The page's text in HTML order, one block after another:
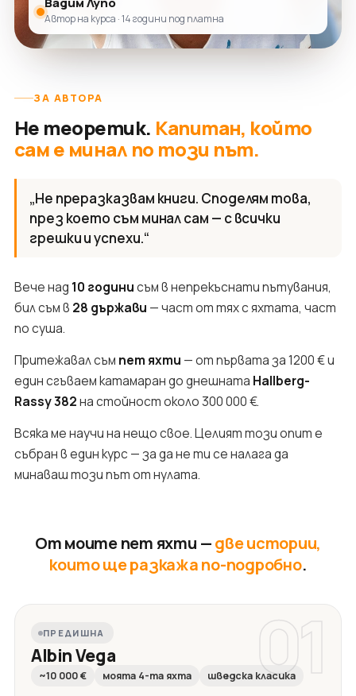
Автор на курса · 14 години под платна
ЗА АВТОРА
Не теоретик. Капитан, който
сам е минал по този път.
„Не преразказвам книги. Споделям това,
през което съм минал сам — с всички
грешки и успехи.“
Вече над 10 годинисъм в непрекъснати пътувания,
бил съм в 28 държави — част от тях с яхтата, част
по суша.
Притежавал съм пет яхти — от първата за 1200 € и
един сгъваем катамаран до днешната Hallberg-
Rassy 382на стойност около 300 000 €.
Всяка ме научи на нещо свое. Целият този опит е
събран в един курс — за да не ти се налага да
минаваш този път от нулата.
От моите пет яхти —две истории,
които ще разкажа по-подробно.
01
ПРЕДИШНА
Albin Vega
~10 000 € моята 4-та яхта шведска класика